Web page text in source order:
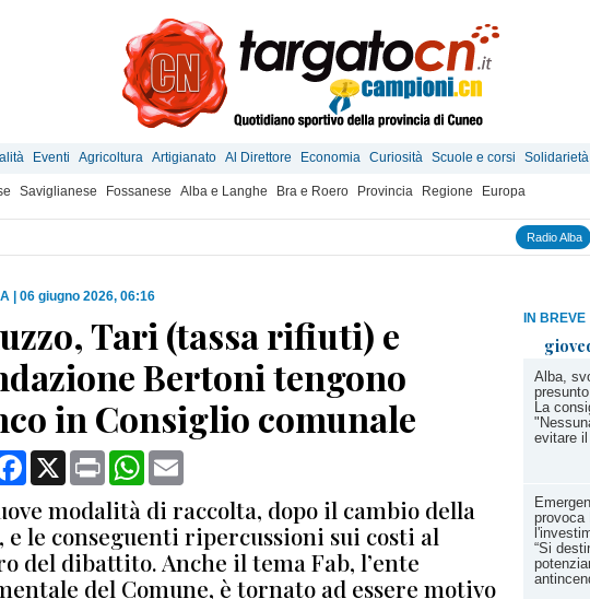
Eventi Agricoltura Artigianato Al Direttore Economia Curiosità Scuole e corsi Solidarietà
Saviglianese Fossanese Alba e Langhe Bra e Roero Provincia Regione Europa
Radio Alba
IN BREVE
Alba,
La
evitare
provoca
“Si
06 giugno 2026, 06:16
Tari (tassa rifiuti) e
Bertoni tengono
in Consiglio comunale
Facebook
X Print WhatsApp
modalità di raccolta, dopo il cambio della
e le conseguenti ripercussioni sui costi al
del dibattito. Anche il tema Fab, l’ente
del Comune, è tornato ad essere motivo